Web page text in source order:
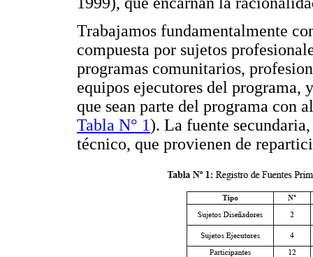
Trabajamos fundamentalmente
compuesta por sujetos
programas comunitarios,
equipos ejecutores del programa,
que sean parte del programa con
Tabla N° 1). La fuente
técnico, que provienen de